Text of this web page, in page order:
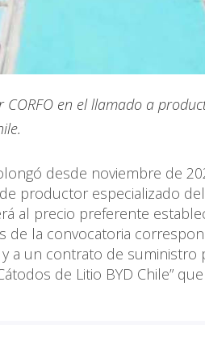
en el llamado a
desde noviembre de
productor especializado
al precio preferente
de la convocatoria
a un contrato de suministro
de Litio BYD Chile”